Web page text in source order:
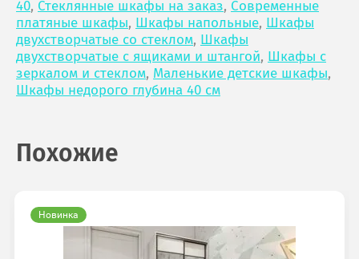
40, Стеклянные шкафы на заказ, Современные
платяные шкафы, Шкафы напольные, Шкафы
двухстворчатые со стеклом, Шкафы
двухстворчатые с ящиками и штангой, Шкафы с
зеркалом и стеклом, Маленькие детские шкафы,
Шкафы недорого глубина 40 см
Похожие
Новинка